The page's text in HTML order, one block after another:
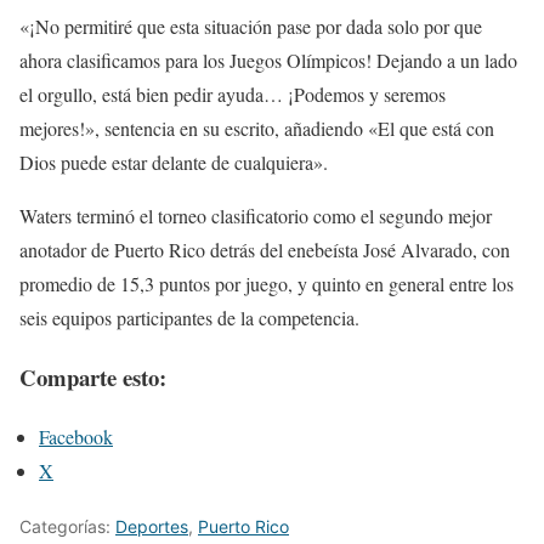
«¡No permitiré que esta situación pase por dada solo por que
ahora clasificamos para los Juegos Olímpicos! Dejando a un lado
el orgullo, está bien pedir ayuda… ¡Podemos y seremos
mejores!», sentencia en su escrito, añadiendo «El que está con
Dios puede estar delante de cualquiera».
Waters terminó el torneo clasificatorio como el segundo mejor
anotador de Puerto Rico detrás del enebeísta José Alvarado, con
promedio de 15,3 puntos por juego, y quinto en general entre los
seis equipos participantes de la competencia.
Comparte esto:
Facebook
X
Categorías: Deportes, Puerto Rico